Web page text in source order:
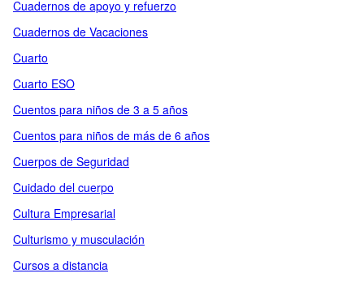
Cuadernos de apoyo y refuerzo
Cuadernos de Vacaciones
Cuarto
Cuarto ESO
Cuentos para niños de 3 a 5 años
Cuentos para niños de más de 6 años
Cuerpos de Seguridad
Cuidado del cuerpo
Cultura Empresarial
Culturismo y musculación
Cursos a distancia